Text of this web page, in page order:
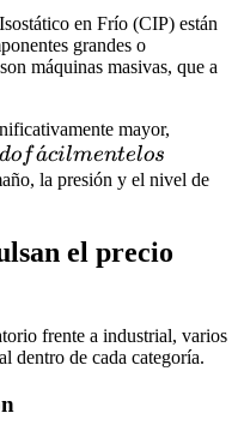
en Frío (CIP) están
grandes o
máquinas masivas, que a
mayor,
dofa
ˊcilmentelos
la presión y el nivel de
el precio
frente a industrial, varios
dentro de cada categoría.